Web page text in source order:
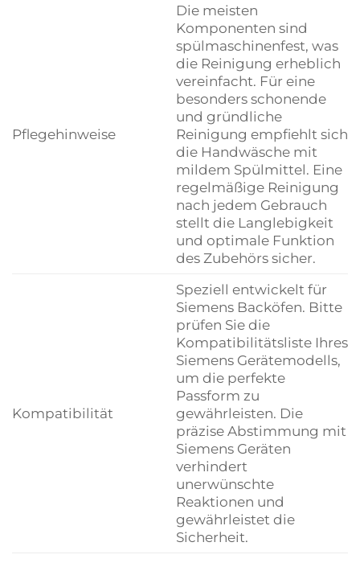
Pflegehinweise
Die meisten
Komponenten sind
spülmaschinenfest, was
die Reinigung erheblich
vereinfacht. Für eine
besonders schonende
und gründliche
Reinigung empfiehlt sich
die Handwäsche mit
mildem Spülmittel. Eine
regelmäßige Reinigung
nach jedem Gebrauch
stellt die Langlebigkeit
und optimale Funktion
des Zubehörs sicher.
Kompatibilität
Speziell entwickelt für
Siemens Backöfen. Bitte
prüfen Sie die
Kompatibilitätsliste Ihres
Siemens Gerätemodells,
um die perfekte
Passform zu
gewährleisten. Die
präzise Abstimmung mit
Siemens Geräten
verhindert
unerwünschte
Reaktionen und
gewährleistet die
Sicherheit.